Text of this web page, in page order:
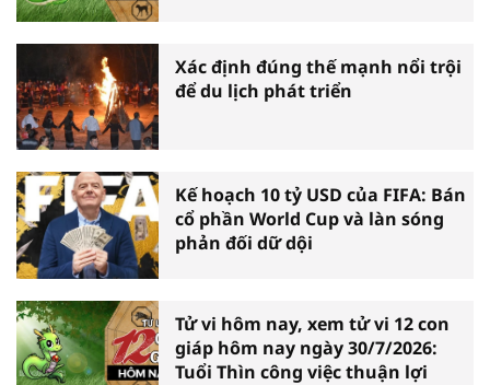
Xác định đúng thế mạnh nổi trội
để du lịch phát triển
Kế hoạch 10 tỷ USD của FIFA: Bán
cổ phần World Cup và làn sóng
phản đối dữ dội
Tử vi hôm nay, xem tử vi 12 con
giáp hôm nay ngày 30/7/2026:
Tuổi Thìn công việc thuận lợi